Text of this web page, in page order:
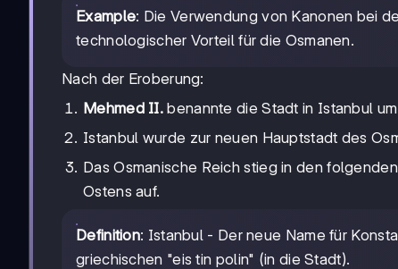
Example: Die Verwendung von Kanonen bei
technologischer Vorteil für die Osmanen.
Nach der Eroberung:
Mehmed II. benannte die Stadt in Istanbul
Istanbul wurde zur neuen Hauptstadt des
Das Osmanische Reich stieg in den
Ostens auf.
Definition: Istanbul - Der neue Name für
griechischen "eis tin polin" (in die Stadt).